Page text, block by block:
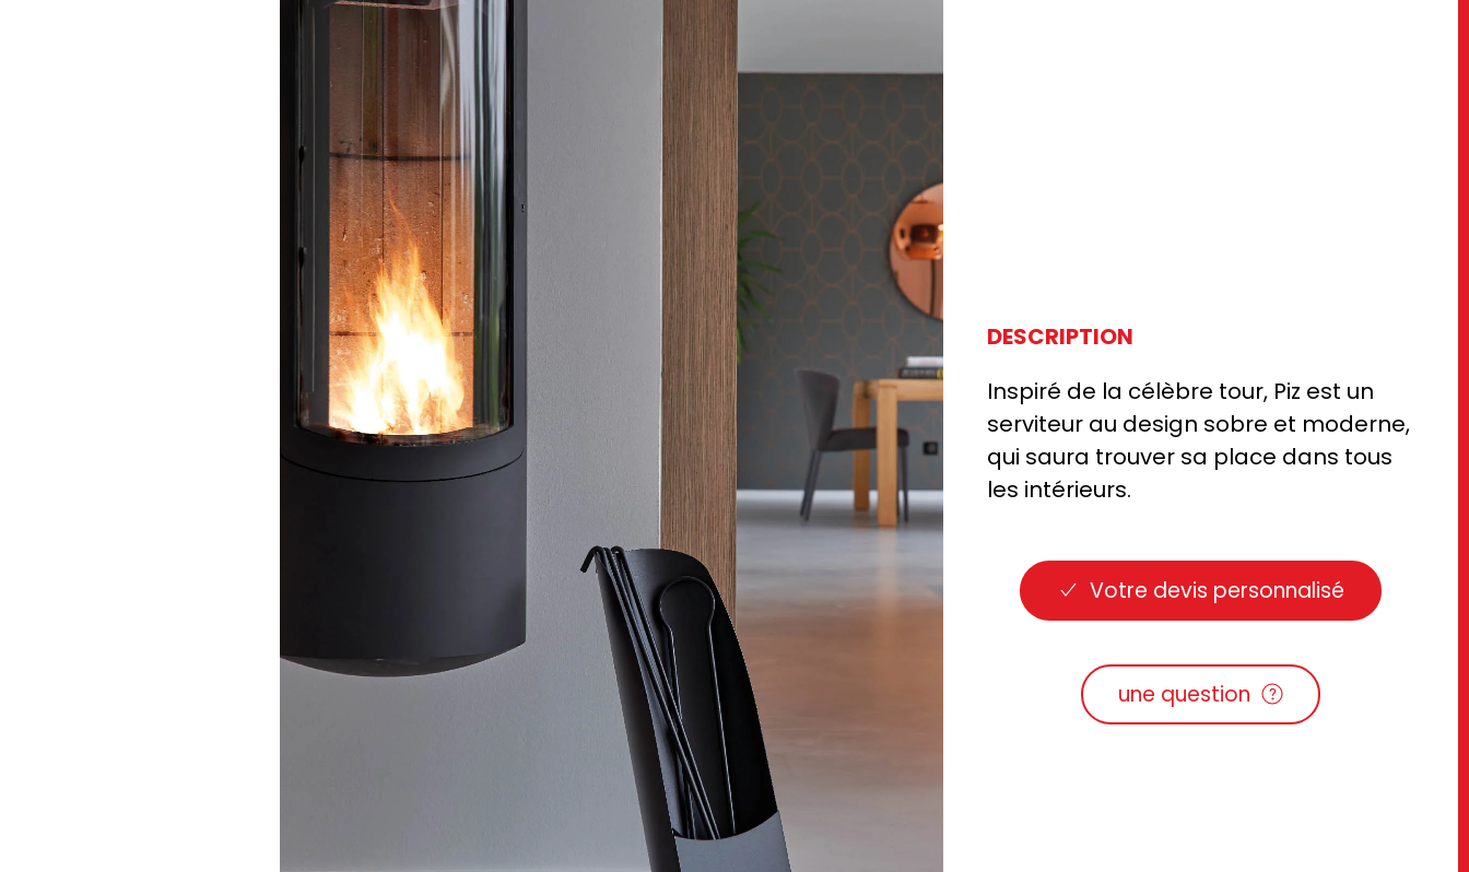
DESCRIPTION
Inspiré de la célèbre tour, Piz est un
serviteur au design sobre et moderne,
qui saura trouver sa place dans tous
les intérieurs.
Votre devis personnalisé
une question